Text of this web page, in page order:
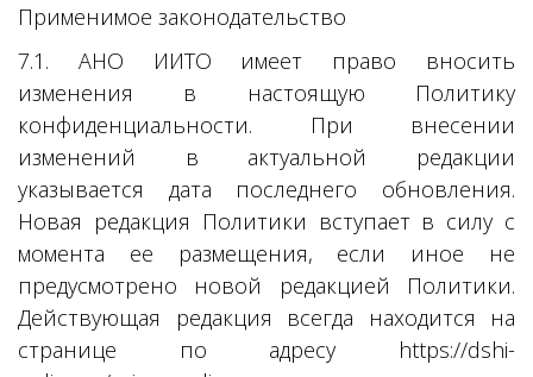
Применимое законодательство
7.1. АНО ИИТО имеет право вносить
изменения в настоящую Политику
конфиденциальности. При внесении
изменений в актуальной редакции
указывается дата последнего обновления.
Новая редакция Политики вступает в силу с
момента ее размещения, если иное не
предусмотрено новой редакцией Политики.
Действующая редакция всегда находится на
странице по адресу https://dshi-